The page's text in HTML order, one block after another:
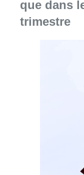
chômage